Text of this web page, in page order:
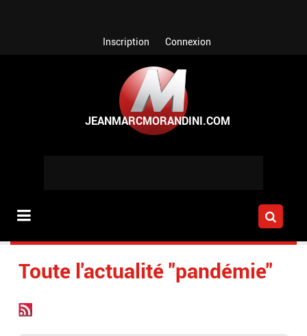
Inscription Connexion
Toute l'actualité "pandémie"